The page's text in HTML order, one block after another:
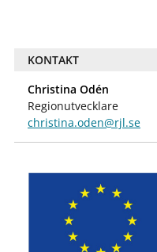
KONTAKT
Christina Odén
Regionutvecklare
christina.oden@rjl.se